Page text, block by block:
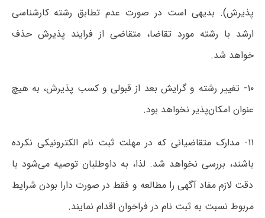
پذیرش). بدیهی است در صورت‌ عدم تطابق رشته کارشناسی
ارشد با رشته مورد تقاضا، متقاضی از فرایند پذیرش حذف
خواهد شد.
۱۰- تغییر رشته و گرایش بعد از قبولی و کسب پذیرش، به هیچ
عنوان امکان‌پذیر نخواهد بود.
۱۱- مدارک متقاضیانی که در مهلت ثبت نام الکترونیکی نکرده
باشند، بررسی نخواهد شد. لذا، به داوطلبان توصیه می‌شود با
دقت لازم مفاد آگهی را مطالعه و فقط در صورت دارا بودن شرایط
مربوط نسبت به ثبت نام در فراخوان اقدام نمایند.